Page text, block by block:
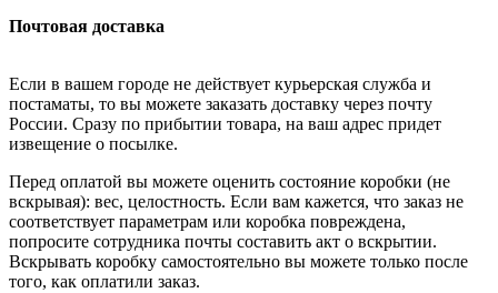
Почтовая доставка
Если в вашем городе не действует курьерская служба и
постаматы, то вы можете заказать доставку через почту
России. Сразу по прибытии товара, на ваш адрес придет
извещение о посылке.
Перед оплатой вы можете оценить состояние коробки (не
вскрывая): вес, целостность. Если вам кажется, что заказ не
соответствует параметрам или коробка повреждена,
попросите сотрудника почты составить акт о вскрытии.
Вскрывать коробку самостоятельно вы можете только после
того, как оплатили заказ.